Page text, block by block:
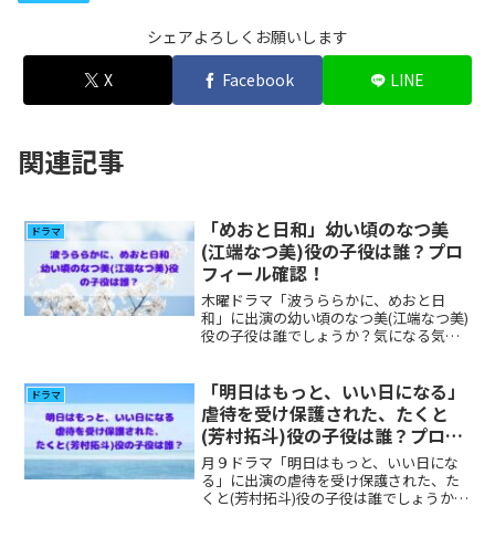
シェアよろしくお願いします
X
Facebook LINE
関連記事
ドラマ
「めおと日和」幼い頃のなつ美
(江端なつ美)役の子役は誰？プロ
フィール確認！
木曜ドラマ「波うららかに、めおと日
和」に出演の幼い頃のなつ美(江端なつ美)
役の子役は誰でしょうか？気になる気に
した。
ドラマ
「明日はもっと、いい日になる」
虐待を受け保護された、たくと
(芳村拓斗)役の子役は誰？プロフ
ィールやその他出演作品の確認！
月９ドラマ「明日はもっと、いい日にな
る」に出演の虐待を受け保護された、た
くと(芳村拓斗)役の子役は誰でしょうか？